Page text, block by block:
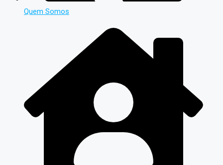
Quem Somos